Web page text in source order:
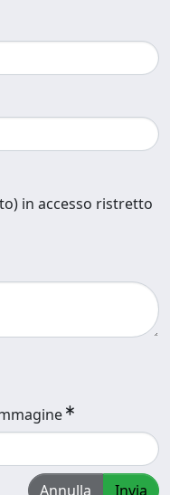
in accesso ristretto
Annulla Invia